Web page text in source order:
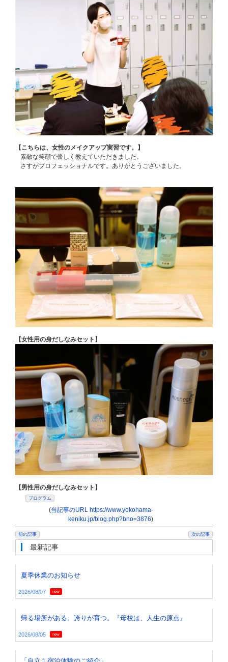
【こちらは、女性のメイクアップ実習です。】
素敵な笑顔で優しく教えていただきました。
さすがプロフェッショナルです。ありがとうございました。
【女性用の身だしなみセット】
【男性用の身だしなみセット】
プログラム
(当記事のURL https://www.yokohama-
keniku.jp/blog.php?bno=3876)
前の記事 次の記事
最新記事
夏季休業のお知らせ
2026/08/07 new
帰る場所がある。誇りが育つ。『母校は、人生の原点』
2026/08/05 new